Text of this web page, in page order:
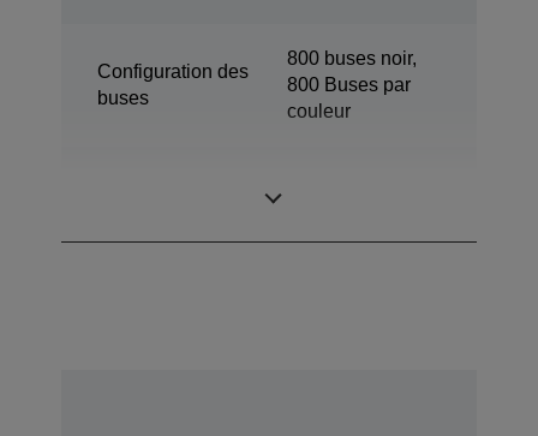
Configuration des
buses
800 buses noir,
800 Buses par
couleur